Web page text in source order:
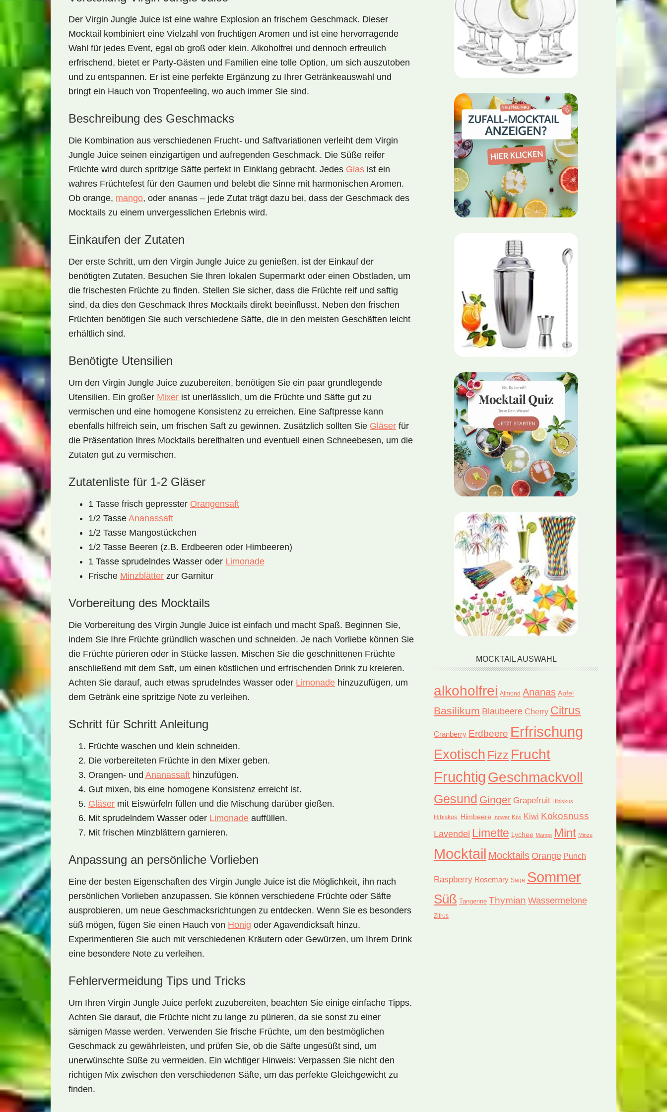
Der Virgin Jungle Juice ist eine wahre Explosion an frischem Geschmack. Dieser
Mocktail kombiniert eine Vielzahl von fruchtigen Aromen und ist eine hervorragende
Wahl für jedes Event, egal ob groß oder klein. Alkoholfrei und dennoch erfreulich
erfrischend, bietet er Party-Gästen und Familien eine tolle Option, um sich auszutoben
und zu entspannen. Er ist eine perfekte Ergänzung zu Ihrer Getränkeauswahl und
bringt ein Hauch von Tropenfeeling, wo auch immer Sie sind.
Beschreibung des Geschmacks
Die Kombination aus verschiedenen Frucht- und Saftvariationen verleiht dem Virgin
Jungle Juice seinen einzigartigen und aufregenden Geschmack. Die Süße reifer
Früchte wird durch spritzige Säfte perfekt in Einklang gebracht. Jedes Glas ist ein
wahres Früchtefest für den Gaumen und belebt die Sinne mit harmonischen Aromen.
Ob orange, mango, oder ananas – jede Zutat trägt dazu bei, dass der Geschmack des
Mocktails zu einem unvergesslichen Erlebnis wird.
Einkaufen der Zutaten
Der erste Schritt, um den Virgin Jungle Juice zu genießen, ist der Einkauf der
benötigten Zutaten. Besuchen Sie Ihren lokalen Supermarkt oder einen Obstladen, um
die frischesten Früchte zu finden. Stellen Sie sicher, dass die Früchte reif und saftig
sind, da dies den Geschmack Ihres Mocktails direkt beeinflusst. Neben den frischen
Früchten benötigen Sie auch verschiedene Säfte, die in den meisten Geschäften leicht
erhältlich sind.
Benötigte Utensilien
Um den Virgin Jungle Juice zuzubereiten, benötigen Sie ein paar grundlegende
Utensilien. Ein großer Mixer ist unerlässlich, um die Früchte und Säfte gut zu
vermischen und eine homogene Konsistenz zu erreichen. Eine Saftpresse kann
ebenfalls hilfreich sein, um frischen Saft zu gewinnen. Zusätzlich sollten Sie Gläser für
die Präsentation Ihres Mocktails bereithalten und eventuell einen Schneebesen, um die
Zutaten gut zu vermischen.
Zutatenliste für 1-2 Gläser
1 Tasse frisch gepresster Orangensaft
1/2 Tasse Ananassaft
1/2 Tasse Mangostückchen
1/2 Tasse Beeren (z.B. Erdbeeren oder Himbeeren)
1 Tasse sprudelndes Wasser oder Limonade
Frische Minzblätter zur Garnitur
Vorbereitung des Mocktails
Die Vorbereitung des Virgin Jungle Juice ist einfach und macht Spaß. Beginnen Sie,
indem Sie Ihre Früchte gründlich waschen und schneiden. Je nach Vorliebe können Sie
die Früchte pürieren oder in Stücke lassen. Mischen Sie die geschnittenen Früchte
anschließend mit dem Saft, um einen köstlichen und erfrischenden Drink zu kreieren.
Achten Sie darauf, auch etwas sprudelndes Wasser oder Limonade hinzuzufügen, um
dem Getränk eine spritzige Note zu verleihen.
Schritt für Schritt Anleitung
Früchte waschen und klein schneiden.
Die vorbereiteten Früchte in den Mixer geben.
Orangen- und Ananassaft hinzufügen.
Gut mixen, bis eine homogene Konsistenz erreicht ist.
Gläser mit Eiswürfeln füllen und die Mischung darüber gießen.
Mit sprudelndem Wasser oder Limonade auffüllen.
Mit frischen Minzblättern garnieren.
Anpassung an persönliche Vorlieben
Eine der besten Eigenschaften des Virgin Jungle Juice ist die Möglichkeit, ihn nach
persönlichen Vorlieben anzupassen. Sie können verschiedene Früchte oder Säfte
ausprobieren, um neue Geschmacksrichtungen zu entdecken. Wenn Sie es besonders
süß mögen, fügen Sie einen Hauch von Honig oder Agavendicksaft hinzu.
Experimentieren Sie auch mit verschiedenen Kräutern oder Gewürzen, um Ihrem Drink
eine besondere Note zu verleihen.
Fehlervermeidung Tips und Tricks
Um Ihren Virgin Jungle Juice perfekt zuzubereiten, beachten Sie einige einfache Tipps.
Achten Sie darauf, die Früchte nicht zu lange zu pürieren, da sie sonst zu einer
sämigen Masse werden. Verwenden Sie frische Früchte, um den bestmöglichen
Geschmack zu gewährleisten, und prüfen Sie, ob die Säfte ungesüßt sind, um
unerwünschte Süße zu vermeiden. Ein wichtiger Hinweis: Verpassen Sie nicht den
richtigen Mix zwischen den verschiedenen Säfte, um das perfekte Gleichgewicht zu
finden.
MOCKTAIL AUSWAHL
alkoholfrei Almond Ananas Apfel
Basilikum Blaubeere Cherry Citrus
Cranberry Erdbeere Erfrischung
Exotisch Fizz Frucht
FruchtigGeschmackvoll
Gesund Ginger Grapefruit Hibiskus
Hibiskus. Himbeere Ingwer Kivi Kiwi Kokosnuss
Lavendel Limette Lychee Mango Mint Minze
Mocktail Mocktails Orange Punch
Raspberry Rosemary Sage Sommer
Süß Tangerine Thymian Wassermelone
Zitrus